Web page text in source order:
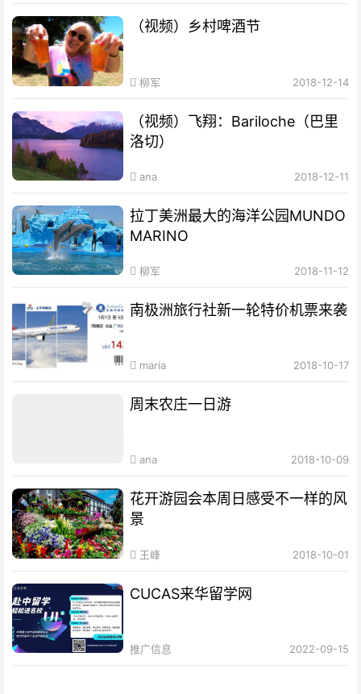
（视频）乡村啤酒节
柳军 2018-12-14
（视频）飞翔：Bariloche（巴里
洛切）
ana 2018-12-11
拉丁美洲最大的海洋公园MUNDO
MARINO
柳军 2018-11-12
南极洲旅行社新一轮特价机票来袭
maria 2018-10-17
周末农庄一日游
ana 2018-10-09
花开游园会本周日感受不一样的风
景
王峰 2018-10-01
CUCAS来华留学网
推广信息 2022-09-15